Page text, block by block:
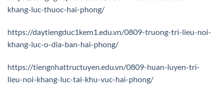
khang-luc-thuoc-hai-phong/
https://daytiengduc1kem1.edu.vn/0809-truong-tri-lieu-noi-
khang-luc-o-dia-ban-hai-phong/
https://tiengnhattructuyen.edu.vn/0809-huan-luyen-tri-
lieu-noi-khang-luc-tai-khu-vuc-hai-phong/